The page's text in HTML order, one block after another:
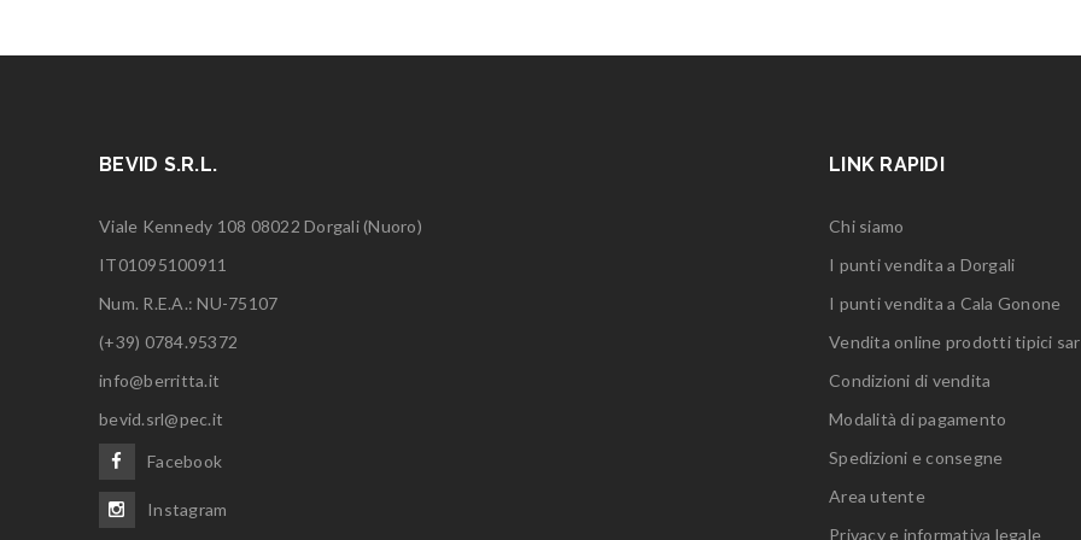
BEVID S.R.L.
Viale Kennedy 108 08022 Dorgali (Nuoro)
IT01095100911
Num. R.E.A.: NU-75107
(+39) 0784.95372
info@berritta.it
bevid.srl@pec.it
Facebook
Instagram
LINK RAPIDI
Chi siamo
I punti vendita a Dorgali
I punti vendita a Cala Gonone
Vendita online prodotti tipici
Condizioni di vendita
Modalità di pagamento
Spedizioni e consegne
Area utente
Privacy e informativa legale